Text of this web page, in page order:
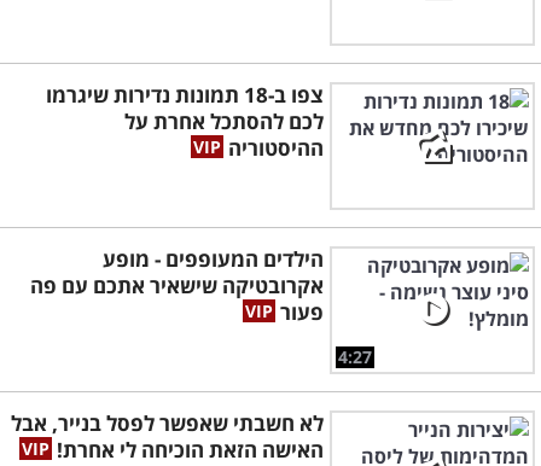
צפו ב-18 תמונות נדירות שיגרמו
לכם להסתכל אחרת על
ההיסטוריה
4:27
הילדים המעופפים - מופע
אקרובטיקה שישאיר אתכם עם פה
פעור
לא חשבתי שאפשר לפסל בנייר, אבל
האישה הזאת הוכיחה לי אחרת!